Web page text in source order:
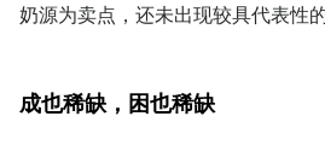
奶源为卖点，还未出现较具代表性
成也稀缺，困也稀缺